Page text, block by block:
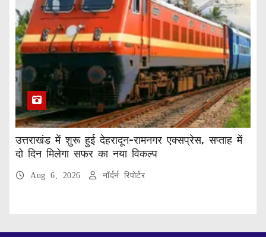
उत्तराखंड में शुरू हुई देहरादून-रामनगर एक्सप्रेस, सप्ताह में
दो दिन मिलेगा सफर का नया विकल्प
Aug 6, 2026 नॉर्दर्न रिपोर्टर